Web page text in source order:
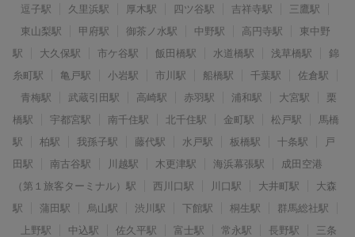
逗子駅
久里浜駅 厚木駅 四ツ谷駅 吉祥寺駅
三鷹駅
東山梨駅
甲府駅 御茶ノ水駅 中野駅 高円寺駅
東中野
駅
大久保駅 市ケ谷駅 飯田橋駅 水道橋駅 浅草橋駅
錦
糸町駅
亀戸駅 小岩駅 市川駅 船橋駅 千葉駅
佐倉駅
青梅駅
武蔵引田駅 高崎駅 赤羽駅 浦和駅 大宮駅
栗
橋駅
宇都宮駅 南千住駅 北千住駅 金町駅 松戸駅
馬橋
駅
柏駅 我孫子駅 藤代駅 水戸駅 板橋駅 十条駅
戸
田駅
南古谷駅 川越駅 木更津駅 海浜幕張駅
成田空港
（第１旅客ターミナル）駅
西川口駅 川口駅 大井町駅
大森
駅
蒲田駅 烏山駅 渋川駅 下館駅 桐生駅
群馬総社駅
上野駅
中込駅 佐久平駅 富士駅 常永駅 長野駅
三条